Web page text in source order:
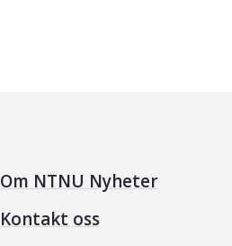
Om NTNU Nyheter
Kontakt oss